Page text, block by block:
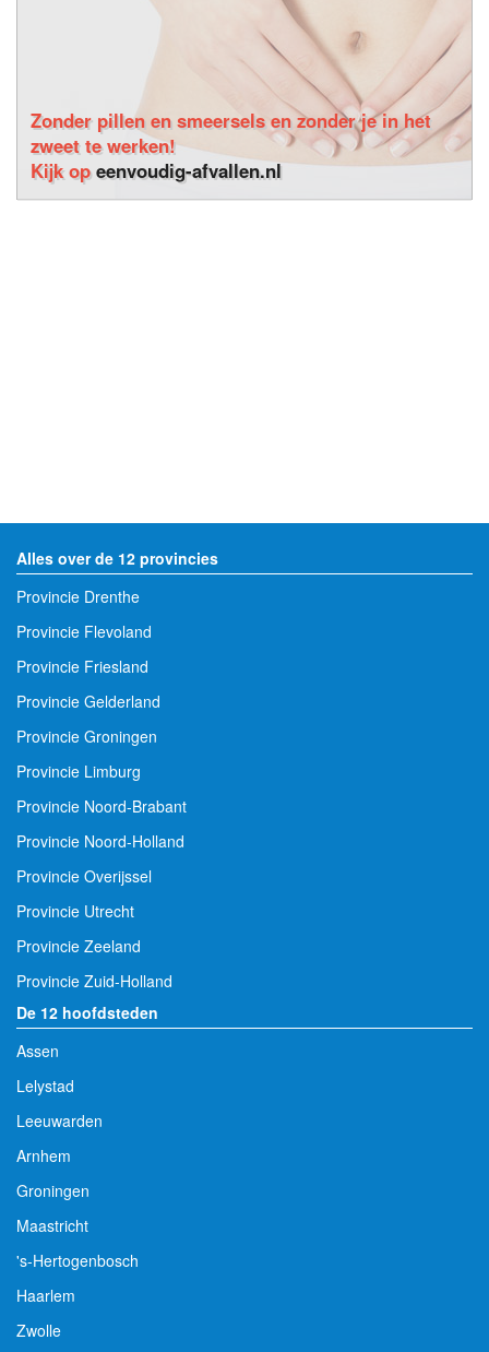
Zonder pillen en smeersels en zonder je in het
zweet te werken!
Kijk opeenvoudig-afvallen.nl
Alles over de 12 provincies
Provincie Drenthe
Provincie Flevoland
Provincie Friesland
Provincie Gelderland
Provincie Groningen
Provincie Limburg
Provincie Noord-Brabant
Provincie Noord-Holland
Provincie Overijssel
Provincie Utrecht
Provincie Zeeland
Provincie Zuid-Holland
De 12 hoofdsteden
Assen
Lelystad
Leeuwarden
Arnhem
Groningen
Maastricht
's-Hertogenbosch
Haarlem
Zwolle